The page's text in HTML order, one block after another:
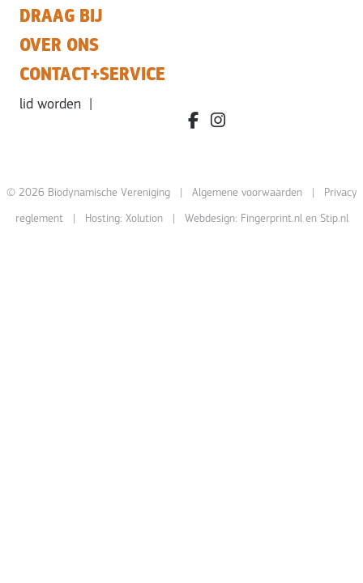
DRAAG BIJ
OVER ONS
CONTACT+SERVICE
lid worden
facebook.com/bdvereniging/
instagram.com/
© 2026 Biodynamische Vereniging | Algemene voorwaarden| Privacy
reglement| Hosting: Xolution| Webdesign: Fingerprint.nlen Stip.nl